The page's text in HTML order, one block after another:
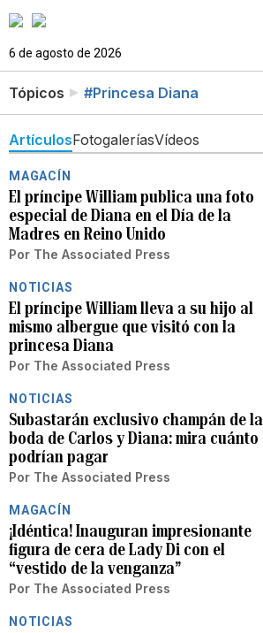
6 de agosto de 2026
Tópicos #Princesa Diana
ArtículosFotogaleríasVídeos
MAGACÍN
El príncipe William publica una foto
especial de Diana en el Día de la
Madres en Reino Unido
Por The Associated Press
NOTICIAS
El príncipe William lleva a su hijo al
mismo albergue que visitó con la
princesa Diana
Por The Associated Press
NOTICIAS
Subastarán exclusivo champán de la
boda de Carlos y Diana: mira cuánto
podrían pagar
Por The Associated Press
MAGACÍN
¡Idéntica! Inauguran impresionante
figura de cera de Lady Di con el
“vestido de la venganza”
Por The Associated Press
NOTICIAS